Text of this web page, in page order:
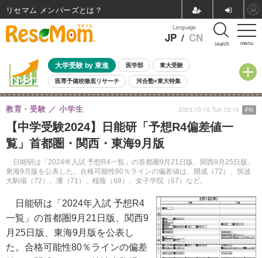
menu
Language
JP / CN search
大学受験 by 東進 医学部 東大受験
医専予備校徹底リサーチ 河合塾×東大特集
親子で考える大学選び 高校受験 中学受験 小学校受験
共通テスト 夏休み
8月開催イベント・WS 全国公立高校 過去問 人気記事
自由研究教材（小学生向け） 自由研究教材（中学生向け）
【中学受験2024】日能研「予想R4偏差値一
覧」首都圏・関西・東海9月版
日能研は「2024年入試 予想R4一覧」の首都圏9月21日版、関西9月25日版、
東海9月版を公表した。合格可能性80％ラインの偏差値は、開成（72）、筑波
大駒場（72）、灘（71）、桜蔭（68）、女子学院（67）など。
教育・受験 小学生 2023.10.10 Tue 12:15 PR
日能研は「2024年入試 予想R4
一覧」の首都圏9月21日版、関西9
月25日版、東海9月版を公表し
た。合格可能性80％ラインの偏差
リセマム メンバーズ